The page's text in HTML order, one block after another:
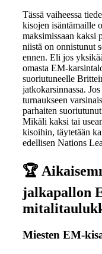
Tässä vaiheessa
kisojen isäntämaille
maksimissaan kaksi
niistä on onnistunut
ennen. Eli jos
omasta EM-
suoriutuneelle
jatkokarsinnassa.
turnaukseen
parhaiten
Mikäli kaksi tai
kisoihin, täytetään
edellisen Nations
🏆
jalkapallon
Miesten EM-